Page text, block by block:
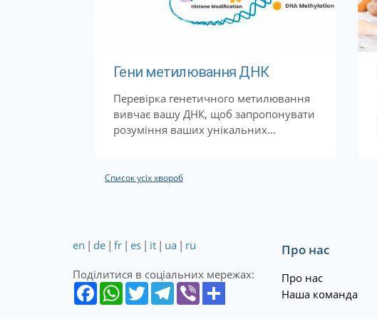
Гени метилювання ДНК
Перевірка генетичного метилювання
вивчає вашу ДНК, щоб запропонувати
розуміння ваших унікальних...
Список усіх хвороб
en | de | fr | es | it | ua | ru
Поділитися в соціальних мережах:
Про нас
Про нас
Наша команда